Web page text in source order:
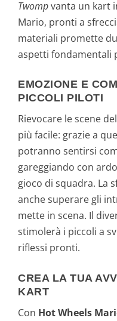
Twompvanta un kart
Mario, pronti a
materiali promette
aspetti fondamentali
EMOZIONE E
PICCOLI PILOTI
Rievocare le scene
più facile: grazie a
potranno sentirsi
gareggiando con
gioco di squadra. La
anche superare gli
mette in scena. Il
stimolerà i piccoli a
riflessi pronti.
CREA LA TUA
KART
Con Hot Wheels